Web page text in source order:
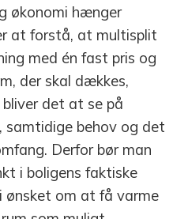
økonomi hænger
at forstå, at multisplit
med én fast pris og
der skal dækkes,
det at se på
samtidige behov og det
Derfor bør man
i boligens faktiske
ønsket om at få varme